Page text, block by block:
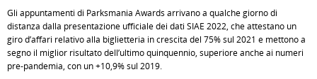
Gli appuntamenti di Parksmania Awards arrivano a qualche giorno di
distanza dalla presentazione ufficiale dei dati SIAE 2022, che attestano un
giro d’affari relativo alla biglietteria in crescita del 75% sul 2021 e mettono a
segno il miglior risultato dell’ultimo quinquennio, superiore anche ai numeri
pre-pandemia, con un +10,9% sul 2019.